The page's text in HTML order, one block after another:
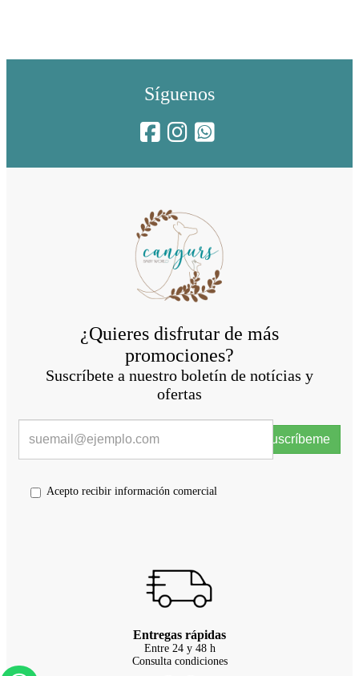
Síguenos
¿Quieres disfrutar de más
promociones?
Suscríbete a nuestro boletín de notícias y
ofertas
Suscríbeme
Acepto recibir información comercial
Entregas rápidas
Entre 24 y 48 h
Consulta condiciones